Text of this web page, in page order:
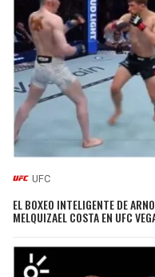
UFC
EL BOXEO INTELIGENTE DE
MELQUIZAEL COSTA EN UFC